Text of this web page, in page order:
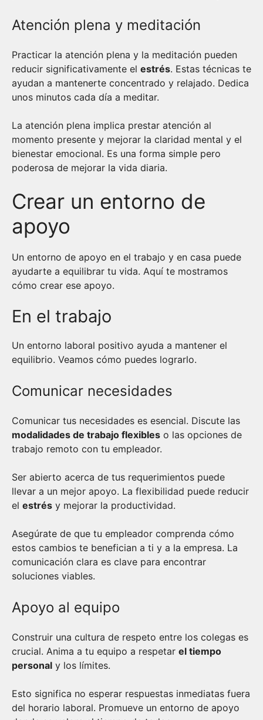
Atención plena y meditación
Practicar la atención plena y la meditación pueden
reducir significativamente el estrés. Estas técnicas te
ayudan a mantenerte concentrado y relajado. Dedica
unos minutos cada día a meditar.
La atención plena implica prestar atención al
momento presente y mejorar la claridad mental y el
bienestar emocional. Es una forma simple pero
poderosa de mejorar la vida diaria.
Crear un entorno de
apoyo
Un entorno de apoyo en el trabajo y en casa puede
ayudarte a equilibrar tu vida. Aquí te mostramos
cómo crear ese apoyo.
En el trabajo
Un entorno laboral positivo ayuda a mantener el
equilibrio. Veamos cómo puedes lograrlo.
Comunicar necesidades
Comunicar tus necesidades es esencial. Discute las
modalidades de trabajo flexibles o las opciones de
trabajo remoto con tu empleador.
Ser abierto acerca de tus requerimientos puede
llevar a un mejor apoyo. La flexibilidad puede reducir
el estrés y mejorar la productividad.
Asegúrate de que tu empleador comprenda cómo
estos cambios te benefician a ti y a la empresa. La
comunicación clara es clave para encontrar
soluciones viables.
Apoyo al equipo
Construir una cultura de respeto entre los colegas es
crucial. Anima a tu equipo a respetar el tiempo
personal y los límites.
Esto significa no esperar respuestas inmediatas fuera
del horario laboral. Promueve un entorno de apoyo